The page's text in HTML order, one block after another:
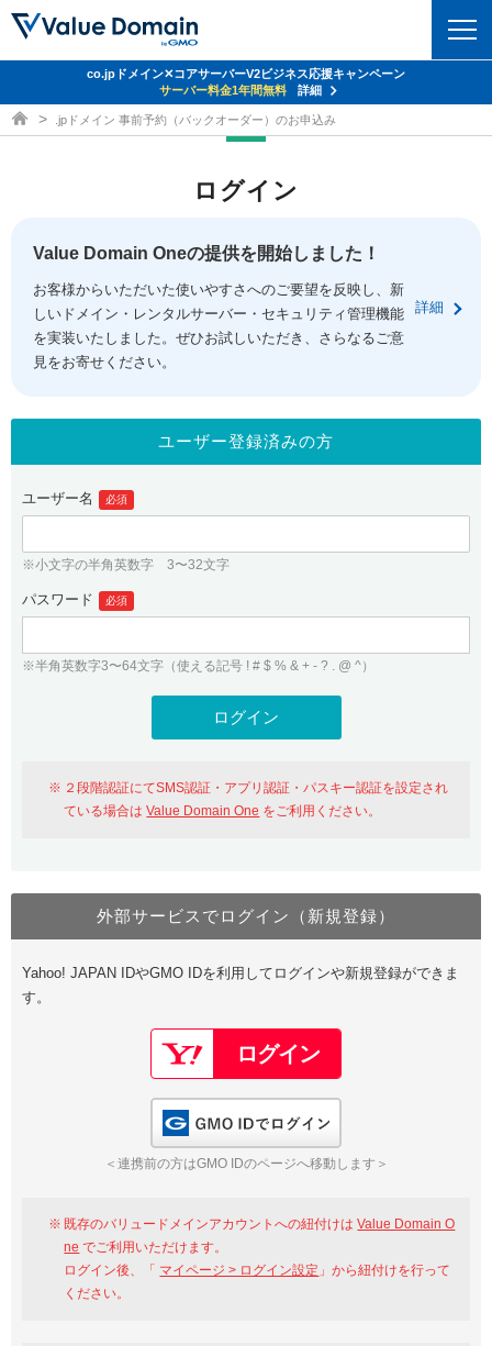
ドメイントップ
ドメイン移管
ドメイン価格一覧
ドメイン一括検索
.jpドメインオークション
gTLDオークション NEW!
.jpドメインバックオーダー
プレミアムドメイン
人気ドメインの種類
WHOIS検索
コアサーバー
バリューサーバー
XREA
セキュリティトップ
Value Domain ネットde診断
SSL証明書
サービストップ
お得意様割引
紹介制度
バリュードメインAPI
ドメイン・ホスティングOEM
facebook
ログイン
従来のバリュードメインをご利用希望の方
Value Domainにログイン
おすすめ One レンタルサーバーを含む最新の機能を使う方
Value Domain Oneにログイン
Google
GMO ID Amazon
※AmazonはValue Domain Oneのログイン画面へ遷移します
ユーザー登録
Value Domain Oneアカウント作成
以下でも登録可能
Google Yahoo!
GMO ID
co.jpドメイン✕コアサーバーV2ビジネス応援キャンペーン
サーバー料金1年間無料
詳細
ドメイン取得ならバリュードメイン
.jpドメイン 事前予約（バックオーダー）のお申込み
ログイン
Value Domain Oneの提供を開始しました！
お客様からいただいた使いやすさへのご要望を反映し、新
しいドメイン・レンタルサーバー・セキュリティ管理機能
を実装いたしました。ぜひお試しいただき、さらなるご意
見をお寄せください。
詳細
ユーザー登録済みの方
ユーザー名 必須
※小文字の半角英数字 3〜32文字
パスワード 必須
※半角英数字3〜64文字（使える記号 ! # $ % & + - ? . @ ^）
２段階認証にてSMS認証・アプリ認証・パスキー認証を設定され
ている場合はValue Domain One をご利用ください。
外部サービスでログイン（新規登録）
Yahoo! JAPAN IDやGMO IDを利用してログインや新規登録ができま
す。
＜連携前の方はGMO IDのページへ移動します＞
既存のバリュードメインアカウントへの紐付けはValue Domain O
ne でご利用いただけます。
ログイン後、「 マイページ > ログイン設定 」から紐付けを行って
ください。